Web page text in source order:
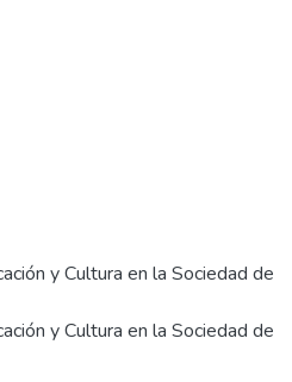
y Cultura en la Sociedad de
y Cultura en la Sociedad de